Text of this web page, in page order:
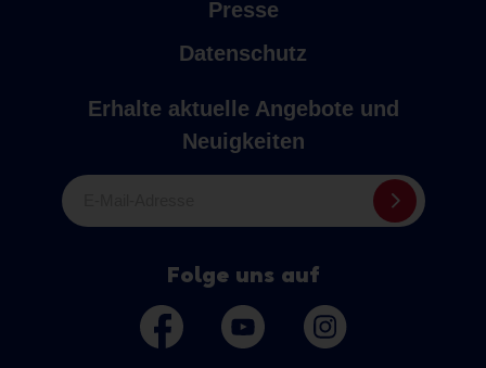
Presse
Datenschutz
Erhalte aktuelle Angebote und
Neuigkeiten
Folge uns auf